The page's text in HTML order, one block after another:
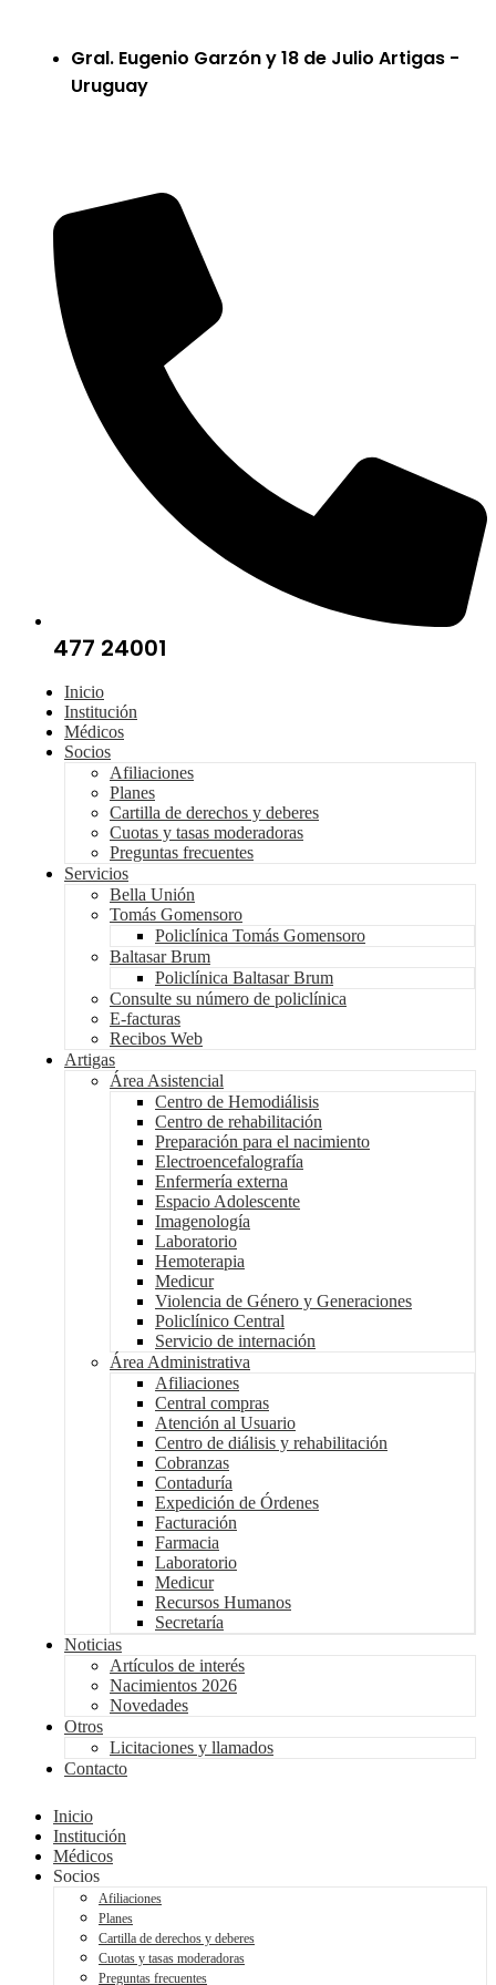
Gral. Eugenio Garzón y 18 de Julio Artigas -
Uruguay
477 24001
Inicio
Institución
Médicos
Socios
Afiliaciones
Planes
Cartilla de derechos y deberes
Cuotas y tasas moderadoras
Preguntas frecuentes
Servicios
Bella Unión
Tomás Gomensoro
Policlínica Tomás Gomensoro
Baltasar Brum
Policlínica Baltasar Brum
Consulte su número de policlínica
E-facturas
Recibos Web
Artigas
Área Asistencial
Centro de Hemodiálisis
Centro de rehabilitación
Preparación para el nacimiento
Electroencefalografía
Enfermería externa
Espacio Adolescente
Imagenología
Laboratorio
Hemoterapia
Medicur
Violencia de Género y Generaciones
Policlínico Central
Servicio de internación
Área Administrativa
Afiliaciones
Central compras
Atención al Usuario
Centro de diálisis y rehabilitación
Cobranzas
Contaduría
Expedición de Órdenes
Facturación
Farmacia
Laboratorio
Medicur
Recursos Humanos
Secretaría
Noticias
Artículos de interés
Nacimientos 2026
Novedades
Otros
Licitaciones y llamados
Contacto
Inicio
Institución
Médicos
Socios
Afiliaciones
Planes
Cartilla de derechos y deberes
Cuotas y tasas moderadoras
Preguntas frecuentes